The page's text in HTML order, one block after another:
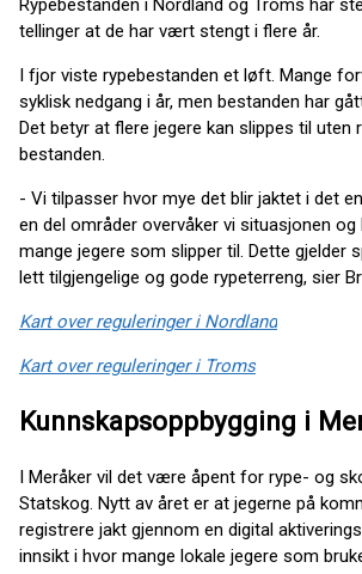
Rypebestanden i Nordland og Troms har
tellinger at de har vært stengt i flere år.
I fjor viste rypebestanden et løft. Mange
syklisk nedgang i år, men bestanden har
Det betyr at flere jegere kan slippes til uten
bestanden.
- Vi tilpasser hvor mye det blir jaktet i det
en del områder overvåker vi situasjonen og
mange jegere som slipper til. Dette gjelder
lett tilgjengelige og gode rypeterreng, sier
Kart over reguleringer i Nordland
Kart over reguleringer i Troms
Kunnskapsoppbygging i
I Meråker vil det være åpent for rype- og
Statskog. Nytt av året er at jegerne på
registrere jakt gjennom en digital
innsikt i hvor mange lokale jegere som